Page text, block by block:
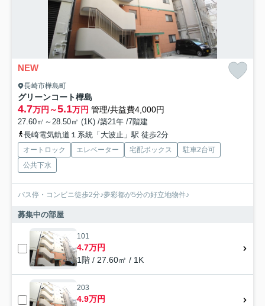
NEW
長崎市樺島町
グリーンコート樺島
4.7万円～5.1万円 管理/共益費4,000円
27.60㎡～28.50㎡ (1K) /築21年 /7階建
長崎電気軌道１系統「大波止」駅 徒歩2分
オートロック エレベーター 宅配ボックス
駐車2台可
公共下水
バス停・コンビニ徒歩2分♪夢彩都が5分の好立地物件♪
募集中の部屋
101
4.7万円
1階 / 27.60㎡ / 1K
203
4.9万円